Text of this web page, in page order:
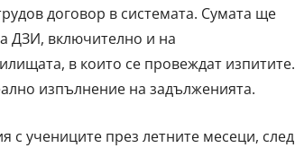
договор в системата. Сумата ще
ДЗИ, включително и на
в които се провеждат изпитите.
изпълнение на задълженията.
с учениците през летните месеци, след